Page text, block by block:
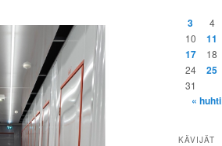
3 4
10
11
17 18
24
25
31
« huhti
KÄVIJÄT